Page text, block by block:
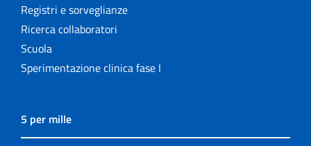
Registri e sorveglianze
Ricerca collaboratori
Scuola
Sperimentazione clinica fase I
5 per mille